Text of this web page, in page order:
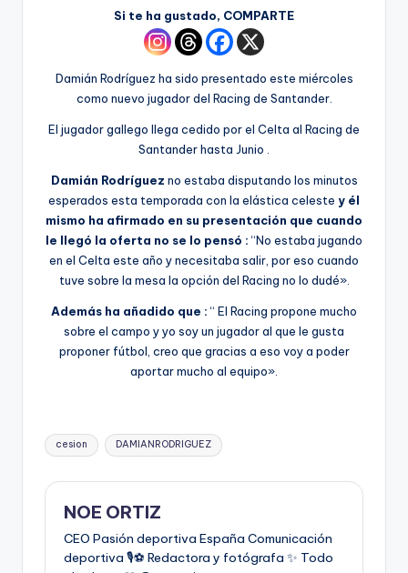
Si te ha gustado, COMPARTE
Damián Rodríguez ha sido presentado este miércoles
como nuevo jugador del Racing de Santander.
El jugador gallego llega cedido por el Celta al Racing de
Santander hasta Junio .
Damián Rodríguez no estaba disputando los minutos
esperados esta temporada con la elástica celeste y él
mismo ha afirmado en su presentación que cuando
le llegó la oferta no se lo pensó :“No estaba jugando
en el Celta este año y necesitaba salir, por eso cuando
tuve sobre la mesa la opción del Racing no lo dudé».
Además ha añadido que :“ El Racing propone mucho
sobre el campo y yo soy un jugador al que le gusta
proponer fútbol, creo que gracias a eso voy a poder
aportar mucho al equipo».
cesion DAMIANRODRIGUEZ
NOE ORTIZ
CEO Pasión deportiva España Comunicación
deportiva 🎙️⚽️ Redactora y fotógrafa ✨ Todo